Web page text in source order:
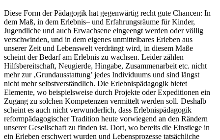
Diese Form der Pädagogik hat gegenwärtig recht gute Chancen: In
dem Maß, in dem Erlebnis– und Erfahrungsräume für Kinder,
Jugendliche und auch Erwachsene eingeengt werden oder völlig
verschwinden, und in dem eigenes unmittelbares Erleben aus
unserer Zeit und Lebenswelt verdrängt wird, in diesem Maße
scheint der Bedarf am Erlebnis zu wachsen. Leider zählen
Hilfsbereitschaft, Neugierde, Hingabe, Zusammenarbeit etc. nicht
mehr zur ‚Grundausstattung’ jedes Individuums und sind längst
nicht mehr selbstverständlich. Die Erlebnispädagogik bietet
Elemente, wo beispielsweise durch Projekte oder Expeditionen ein
Zugang zu solchen Kompetenzen vermittelt werden soll. Deshalb
scheint es auch nicht verwunderlich, dass Erlebnispädagogik
reformpädagogischer Tradition heute vorwiegend an den Rändern
unserer Gesellschaft zu finden ist. Dort, wo bereits die Einstiege in
ein Erleben erschwert wurden und Lebensprozesse tatsächliche